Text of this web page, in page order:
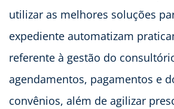
utilizar as melhores soluções
expediente automatizam
referente à gestão do
agendamentos, pagamentos e
convênios, além de agilizar